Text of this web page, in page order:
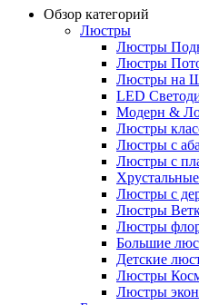
Обзор категорий
Люстры
Люстры
Люстры
Люстры на
LED
Модерн &
Люстры
Люстры с
Люстры с
Люстры с
Люстры
Люстры
Большие
Детские
Люстры
Люстры